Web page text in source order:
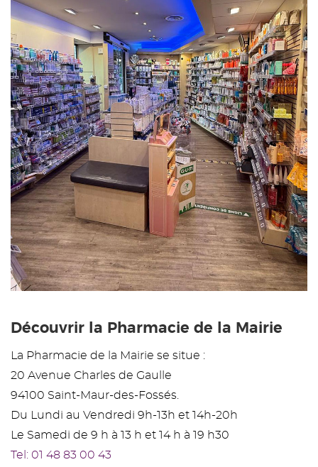
Découvrir la Pharmacie de la Mairie
La Pharmacie de la Mairie se situe :
20 Avenue Charles de Gaulle
94100 Saint-Maur-des-Fossés.
Du Lundi au Vendredi 9h-13h et 14h-20h
Le Samedi de 9 h à 13 h et 14 h à 19 h30
Tel: 01 48 83 00 43